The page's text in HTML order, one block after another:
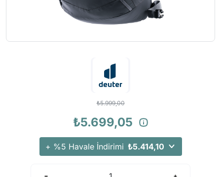
₺5.999,00
₺5.699,05
+ %5 Havale İndirimi ₺5.414,10